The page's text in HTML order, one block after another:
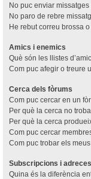
No puc enviar missatges
No paro de rebre
He rebut correu brossa
Amics i enemics
Què són les llistes
Com puc afegir o treure
Cerca dels fòrums
Com puc cercar en un
Per què la cerca no
Per què la cerca
Com puc cercar
Com puc trobar els
Subscripcions i
Quina és la diferència